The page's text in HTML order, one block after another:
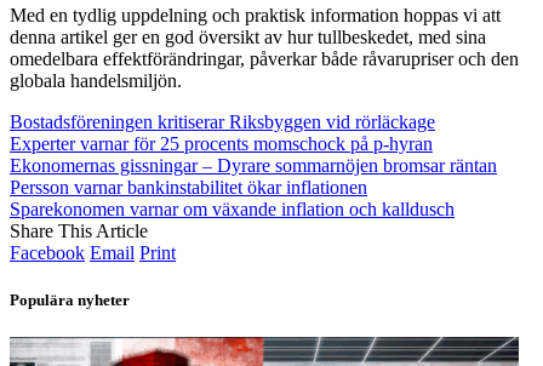
Med en tydlig uppdelning och praktisk information hoppas vi att
denna artikel ger en god översikt av hur tullbeskedet, med sina
omedelbara effektförändringar, påverkar både råvarupriser och den
globala handelsmiljön.
Bostadsföreningen kritiserar Riksbyggen vid rörläckage
Experter varnar för 25 procents momschock på p-hyran
Ekonomernas gissningar – Dyrare sommarnöjen bromsar räntan
Persson varnar bankinstabilitet ökar inflationen
Sparekonomen varnar om växande inflation och kalldusch
Share This Article
Facebook Email Print
Populära nyheter